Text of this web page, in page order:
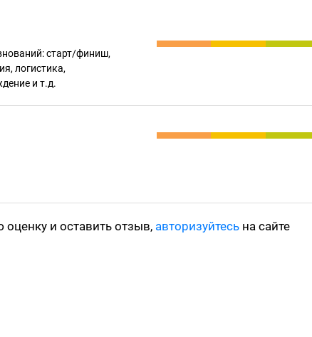
старт/финиш,
логистика,
и т.д.
и оставить отзыв, авторизуйтесь на сайте